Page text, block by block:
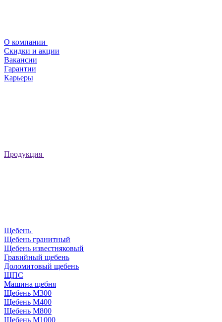
О компании
Скидки и акции
Вакансии
Гарантии
Карьеры
Продукция
Щебень
Щебень гранитный
Щебень известняковый
Гравийный щебень
Доломитовый щебень
ЩПС
Машина щебня
Щебень М300
Щебень М400
Щебень М800
Щебень М1000